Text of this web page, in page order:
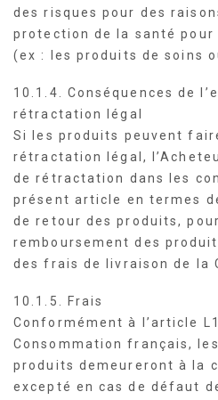
des risques pour des
protection de la santé pour
(ex : les produits de soins
10.1.4. Conséquences de
rétractation légal
Si les produits peuvent
rétractation légal,
de rétractation dans les
présent article en termes
de retour des produits,
remboursement des
des frais de livraison de la
10.1.5. Frais
Conformément à l’article
Consommation français,
produits demeureront à la
excepté en cas de défaut